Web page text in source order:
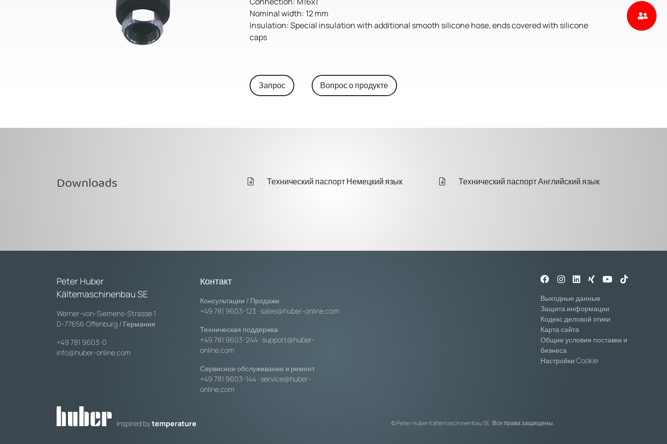
Nominal width: 12 mm
Insulation: Special insulation with additional smooth silicone hose, ends covered with silicone
caps
Запрос Вопрос о продукте
Downloads Технический паспорт Немецкий язык Технический паспорт Английский язык
Peter Huber
Kältemaschinenbau SE
Werner-von-Siemens-Strasse 1
D-77656 Offenburg / Германия
+49 781 9603-0
info@huber-online.com
Контакт
Консультации / Продажи
+49 781 9603-123 · sales@huber-online.com
Техническая поддержка
+49 781 9603-244 · support@huber-
online.com
Сервисное обслуживание и ремонт
+49 781 9603-144 · service@huber-
online.com
Выходные данные
Защита информации
Кодекс деловой этики
Карта сайта
Общие условия поставки и
бизнеса
Настройки Cookie
Inspired bytemperature © Peter Huber Kältemaschinenbau SE. Все права защищены.